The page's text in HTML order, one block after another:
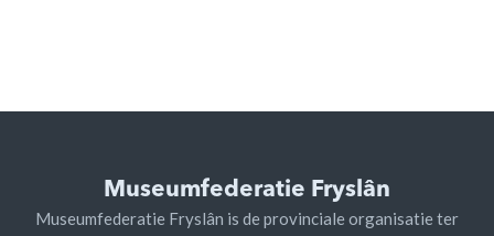
Museumfederatie Fryslân
Museumfederatie Fryslân is de provinciale organisatie ter